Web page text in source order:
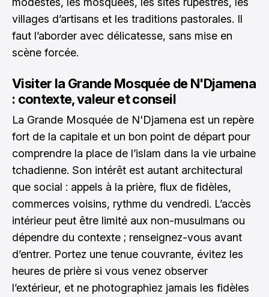
villages d’artisans et les traditions pastorales. Il
faut l’aborder avec délicatesse, sans mise en
scène forcée.
Visiter la Grande Mosquée de N'Djamena
: contexte, valeur et conseil
La Grande Mosquée de N'Djamena est un repère
fort de la capitale et un bon point de départ pour
comprendre la place de l’islam dans la vie urbaine
tchadienne. Son intérêt est autant architectural
que social : appels à la prière, flux de fidèles,
commerces voisins, rythme du vendredi. L’accès
intérieur peut être limité aux non-musulmans ou
dépendre du contexte ; renseignez-vous avant
d’entrer. Portez une tenue couvrante, évitez les
heures de prière si vous venez observer
l’extérieur, et ne photographiez jamais les fidèles